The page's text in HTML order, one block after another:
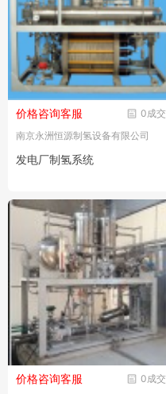
0成交
价格咨询客服
南京永洲恒源制氢设备有限公司
发电厂制氢系统
0成交
价格咨询客服